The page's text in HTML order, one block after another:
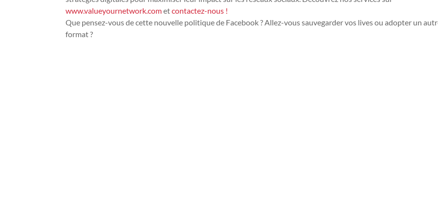
www.valueyournetwork.cometcontactez-nous !
Que pensez-vous de cette nouvelle politique de Facebook ? Allez-vous sauvegarder vos lives ou adopter un
format ?